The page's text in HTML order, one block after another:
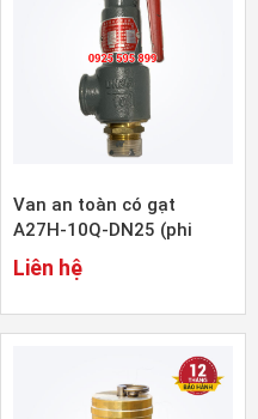
Van an toàn có gạt
A27H-10Q-DN25 (phi
34mm)
Liên hệ